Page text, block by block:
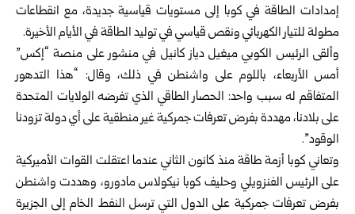
إمدادات الطاقة في كوبا إلى ‏مستويات قياسية جديدة، مع انقطاعات
مطولة للتيار الكهربائي ونقص قياسي في توليد ‏الطاقة في الأيام الأخيرة.‏
وألقى الرئيس الكوبي ميغيل دياز كانيل في منشور على منصة “إكس”
أمس الأربعاء، باللوم ‏على واشنطن في ذلك، وقال: “هذا التدهور
المتفاقم له سبب واحد: الحصار الطاقي الذي ‏تفرضه الولايات المتحدة
على بلادنا، مهددة بفرض تعرفات جمركية غير منطقية على أي ‏دولة تزودنا
الوقود”.‏
وتعاني كوبا أزمة طاقة منذ كانون الثاني عندما اعتقلت القوات الأميركية
على الرئيس ‏الفنزويلي وحليف كوبا نيكولاس مادورو، وهددت واشنطن
بفرض تعرفات جمركية على ‏الدول التي ترسل النفط الخام إلى الجزيرة